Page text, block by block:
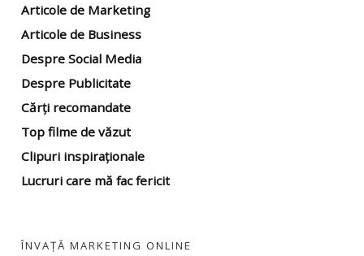
Articole de Marketing
Articole de Business
Despre Social Media
Despre Publicitate
Cărți recomandate
Top filme de văzut
Clipuri inspiraționale
Lucruri care mă fac fericit
ÎNVAȚĂ MARKETING ONLINE